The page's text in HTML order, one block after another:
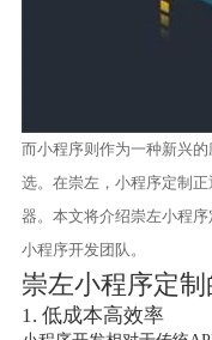
而小程序则作为一种新兴
选。在崇左，小程序定制
器。本文将介绍崇左小程
小程序开发团队。
崇左小程序定
1. 低成本高效率